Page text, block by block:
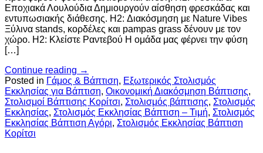
Εποχιακά Λουλούδια Δημιουργούν αίσθηση φρεσκάδας και
εντυπωσιακής διάθεσης. H2: Διακόσμηση με Nature Vibes
Ξύλινα stands, κορδέλες και pampas grass δένουν με τον
χώρο. H2: Κλείστε Ραντεβού Η ομάδα μας φέρνει την φύση
[…]
Continue reading →
Posted in Γάμος & Βάπτιση, Εξωτερικός Στολισμός
Εκκλησίας για Βάπτιση, Οικονομική Διακόσμηση Βάπτισης,
Στολισμοί Βάπτισης Κορίτσι, Στολισμός βάπτισης, Στολισμός
Εκκλησίας, Στολισμός Εκκλησίας Βάπτιση – Τιμή, Στολισμός
Εκκλησίας Βάπτιση Αγόρι, Στολισμός Εκκλησίας Βάπτιση
Κορίτσι